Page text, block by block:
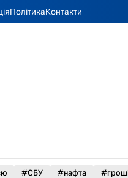
ПолітикаКонтакти
#СБУ #нафта